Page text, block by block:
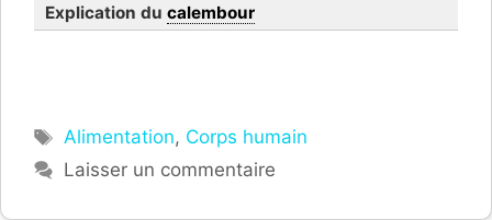
Explication du calembour
Étiquettes
Alimentation, Corps humain
Laisser un commentaire